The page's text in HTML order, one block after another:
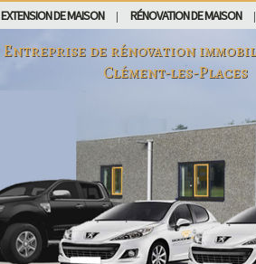
EXTENSION DE MAISON RÉNOVATION DE MAISON
Entreprise de rénovation
Clément-les-Places